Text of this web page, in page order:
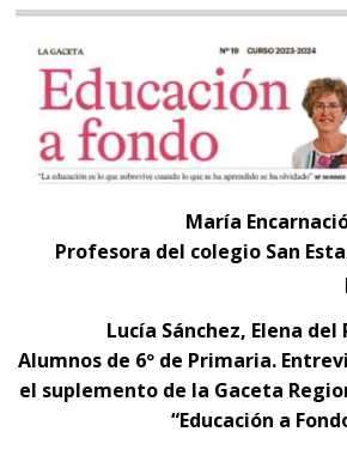
María
Profesora del colegio San
Lucía Sánchez, Elena del
Alumnos de 6º de Primaria.
el suplemento de la Gaceta
“Educación a